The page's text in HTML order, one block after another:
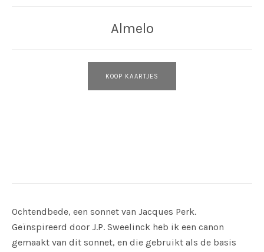
Almelo
KOOP KAARTJES
Ochtendbede, een sonnet van Jacques Perk.
Geïnspireerd door J.P. Sweelinck heb ik een canon
gemaakt van dit sonnet, en die gebruikt als de basis